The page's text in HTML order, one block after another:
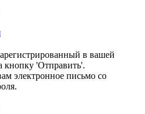
в вашей
кнопку 'Отправить'.
электронное письмо со